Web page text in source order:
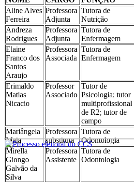
Aline Alves
Ferreira
Professora
Adjunta
Tutora de
Nutrição
Andreza
Rodrigues
Professora
Adjunta
Tutora de
Enfermagem
Elaine
Franco dos
Santos
Araujo
Professora
Associada
Tutora de
Enfermagem
Erimaldo
Matias
Nicacio
Professor
Associado
Tutor de
Psicologia; tutor
multiprofissional
de R2; tutor de
campo
Mariângela
Maia
Professora
substituta
Tutora de
Odontologia
Mirella
Giongo
Galvão da
Silva
Professora
Assistente
Tutora de
Odontologia